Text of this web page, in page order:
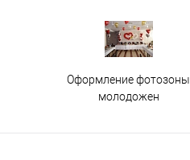
Оформление фотозоны
молодожен